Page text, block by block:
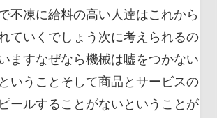
不凍に給料の高い人達はこれから
ていくでしょう次に考えられるの
ますなぜなら機械は嘘をつかない
いうことそして商品とサービスの
ールすることがないということが